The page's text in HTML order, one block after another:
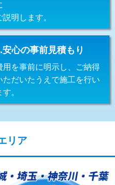
16,500円
栓） 16,500円
16,500円
3,300円
）使
33,000円
説明します。
安心の事前見積もり
用を事前に明示し、ご納得
ただいたうえで施工を行い
す。
リア